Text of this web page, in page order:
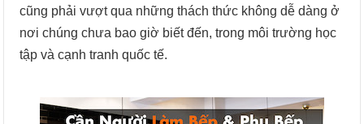
cũng phải vượt qua những thách thức không dễ dàng ở
nơi chúng chưa bao giờ biết đến, trong môi trường học
tập và cạnh tranh quốc tế.